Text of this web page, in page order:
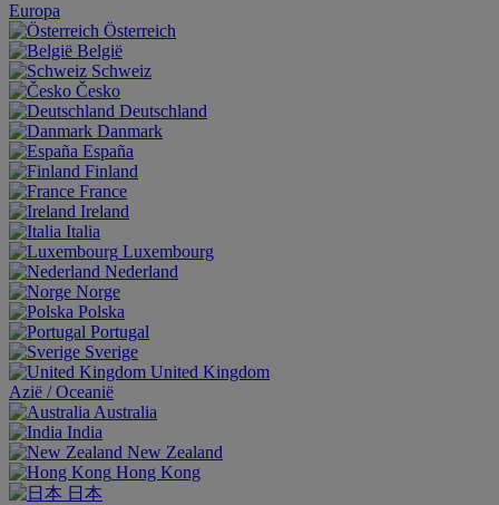
Europa
Österreich
België
Schweiz
Česko
Deutschland
Danmark
España
Finland
France
Ireland
Italia
Luxembourg
Nederland
Norge
Polska
Portugal
Sverige
United Kingdom
Aziё / Oceaniё
Australia
India
New Zealand
Hong Kong
日本